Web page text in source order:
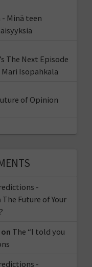
Minä teen
The Next Episode
Isopahkala
of Opinion
-
The Future of Your
on The “I told you
-